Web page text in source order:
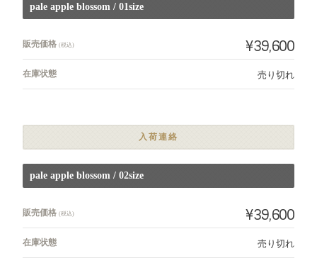
pale apple blossom / 01size
販売価格(税込) ¥39,600
在庫状態 売り切れ
入荷連絡
pale apple blossom / 02size
販売価格(税込) ¥39,600
在庫状態 売り切れ